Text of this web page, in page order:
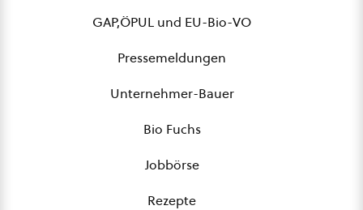
GAP,ÖPUL und EU-Bio-VO
Pressemeldungen
Unternehmer-Bauer
Bio Fuchs
Jobbörse
Rezepte